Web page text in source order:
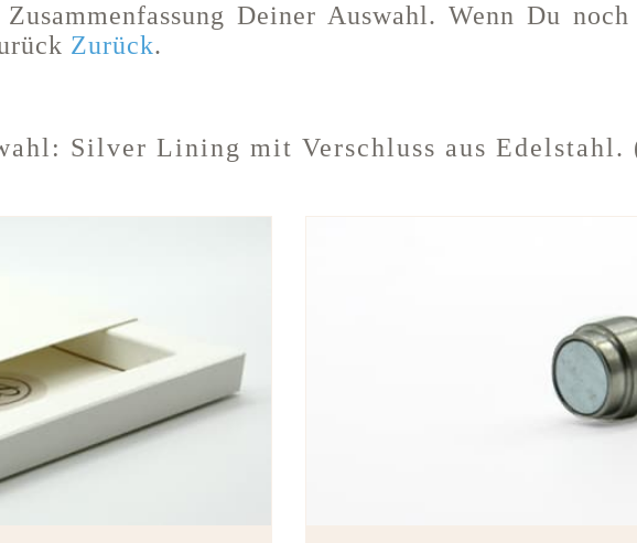
Deiner Auswahl. Wenn Du noch
Zurück.
Silver Lining mit Verschluss aus Edelstahl.